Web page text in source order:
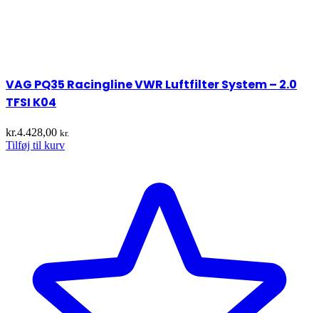
VAG PQ35 Racingline VWR Luftfilter System – 2.0
TFSI K04
kr.4.428,00 kr.
Tilføj til kurv